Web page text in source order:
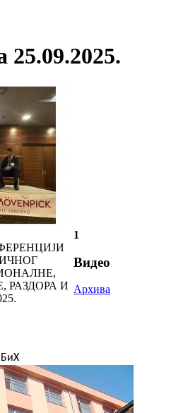
25.09.2025.
РАЗДОРА И
1
Видео
Архива